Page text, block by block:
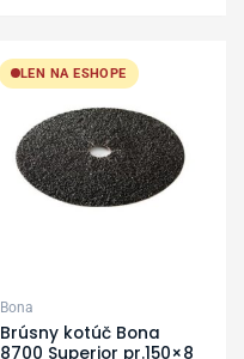
LEN NA ESHOPE
Bona
Brúsny kotúč Bona
8700 Superior pr.150×8